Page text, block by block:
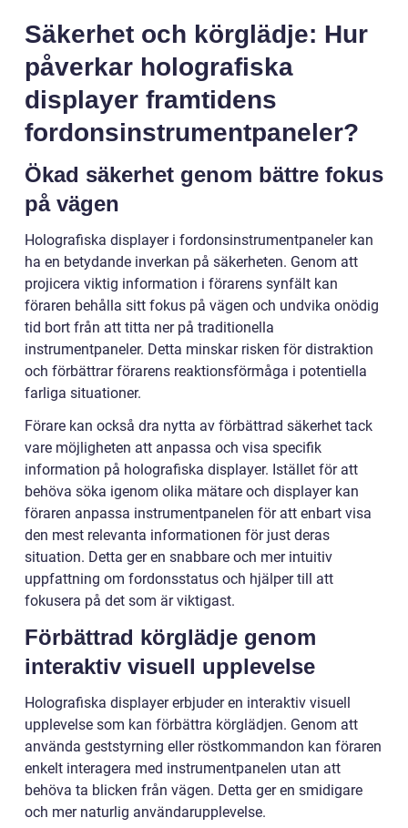
Säkerhet och körglädje: Hur
påverkar holografiska
displayer framtidens
fordonsinstrumentpaneler?
Ökad säkerhet genom bättre fokus
på vägen
Holografiska displayer i fordonsinstrumentpaneler kan
ha en betydande inverkan på säkerheten. Genom att
projicera viktig information i förarens synfält kan
föraren behålla sitt fokus på vägen och undvika onödig
tid bort från att titta ner på traditionella
instrumentpaneler. Detta minskar risken för distraktion
och förbättrar förarens reaktionsförmåga i potentiella
farliga situationer.
Förare kan också dra nytta av förbättrad säkerhet tack
vare möjligheten att anpassa och visa specifik
information på holografiska displayer. Istället för att
behöva söka igenom olika mätare och displayer kan
föraren anpassa instrumentpanelen för att enbart visa
den mest relevanta informationen för just deras
situation. Detta ger en snabbare och mer intuitiv
uppfattning om fordonsstatus och hjälper till att
fokusera på det som är viktigast.
Förbättrad körglädje genom
interaktiv visuell upplevelse
Holografiska displayer erbjuder en interaktiv visuell
upplevelse som kan förbättra körglädjen. Genom att
använda geststyrning eller röstkommandon kan föraren
enkelt interagera med instrumentpanelen utan att
behöva ta blicken från vägen. Detta ger en smidigare
och mer naturlig användarupplevelse.